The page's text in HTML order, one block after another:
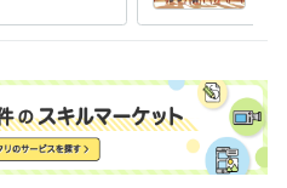
~ 現在
ココナラ　ブロンズランク昇格
コ